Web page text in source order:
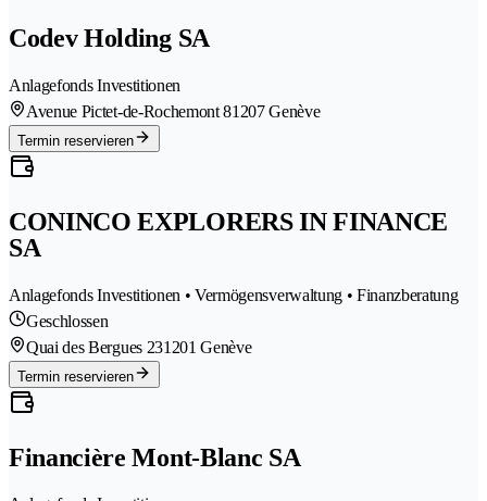
Codev Holding SA
Anlagefonds Investitionen
Avenue Pictet-de-Rochemont 81207 Genève
Termin reservieren
CONINCO EXPLORERS IN FINANCE
SA
Anlagefonds Investitionen • Vermögensverwaltung • Finanzberatung
Geschlossen
Quai des Bergues 231201 Genève
Termin reservieren
Financière Mont-Blanc SA